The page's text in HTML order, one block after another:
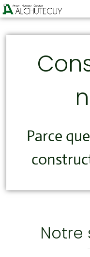
Parce
Notre